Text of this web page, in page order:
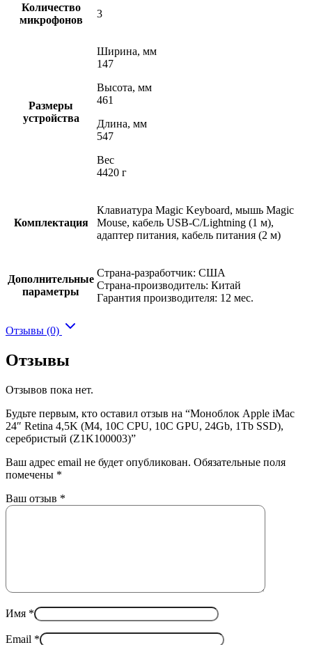
Количество
микрофонов
3
Размеры
устройства
Ширина, мм
147
Высота, мм
461
Длина, мм
547
Вес
4420 г
Комплектация
Клавиатура Magic Keyboard, мышь Magic
Mouse, кабель USB-C/Lightning (1 м),
адаптер питания, кабель питания (2 м)
Дополнительные
параметры
Страна-разработчик: США
Страна-производитель: Китай
Гарантия производителя: 12 мес.
Отзывы (0)
Отзывы
Отзывов пока нет.
Будьте первым, кто оставил отзыв на “Моноблок Apple iMac
24″ Retina 4,5K (M4, 10C CPU, 10C GPU, 24Gb, 1Tb SSD),
серебристый (Z1K100003)”
Ваш адрес email не будет опубликован. Обязательные поля
помечены *
Ваш отзыв *
Имя *
Email *